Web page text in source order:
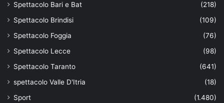
Spettacolo Bari e Bat
(218)
Spettacolo Brindisi
(109)
Spettacolo Foggia
(76)
Spettacolo Lecce
(98)
Spettacolo Taranto
(641)
spettacolo Valle D'Itria
(18)
Sport
(1.480)